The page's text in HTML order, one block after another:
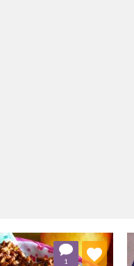
1
Dodaj do ulubionych